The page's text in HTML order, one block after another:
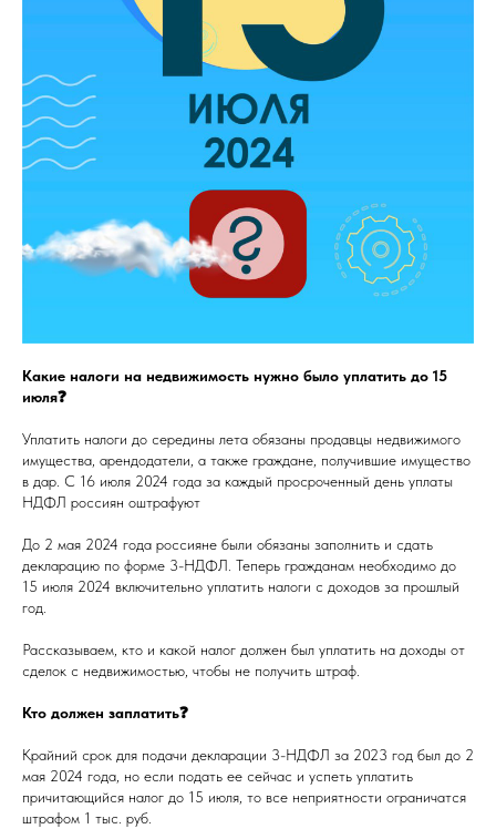
Какие налоги на недвижимость нужно было уплатить до 15
июля❓
Уплатить налоги до середины лета обязаны продавцы недвижимого
имущества, арендодатели, а также граждане, получившие имущество
в дар. С 16 июля 2024 года за каждый просроченный день уплаты
НДФЛ россиян оштрафуют
До 2 мая 2024 года россияне были обязаны заполнить и сдать
декларацию по форме 3-НДФЛ. Теперь гражданам необходимо до
15 июля 2024 включительно уплатить налоги с доходов за прошлый
год.
Рассказываем, кто и какой налог должен был уплатить на доходы от
сделок с недвижимостью, чтобы не получить штраф.
Кто должен заплатить❓
Крайний срок для подачи декларации 3-НДФЛ за 2023 год был до 2
мая 2024 года, но если подать ее сейчас и успеть уплатить
причитающийся налог до 15 июля, то все неприятности ограничатся
штрафом 1 тыс. руб.